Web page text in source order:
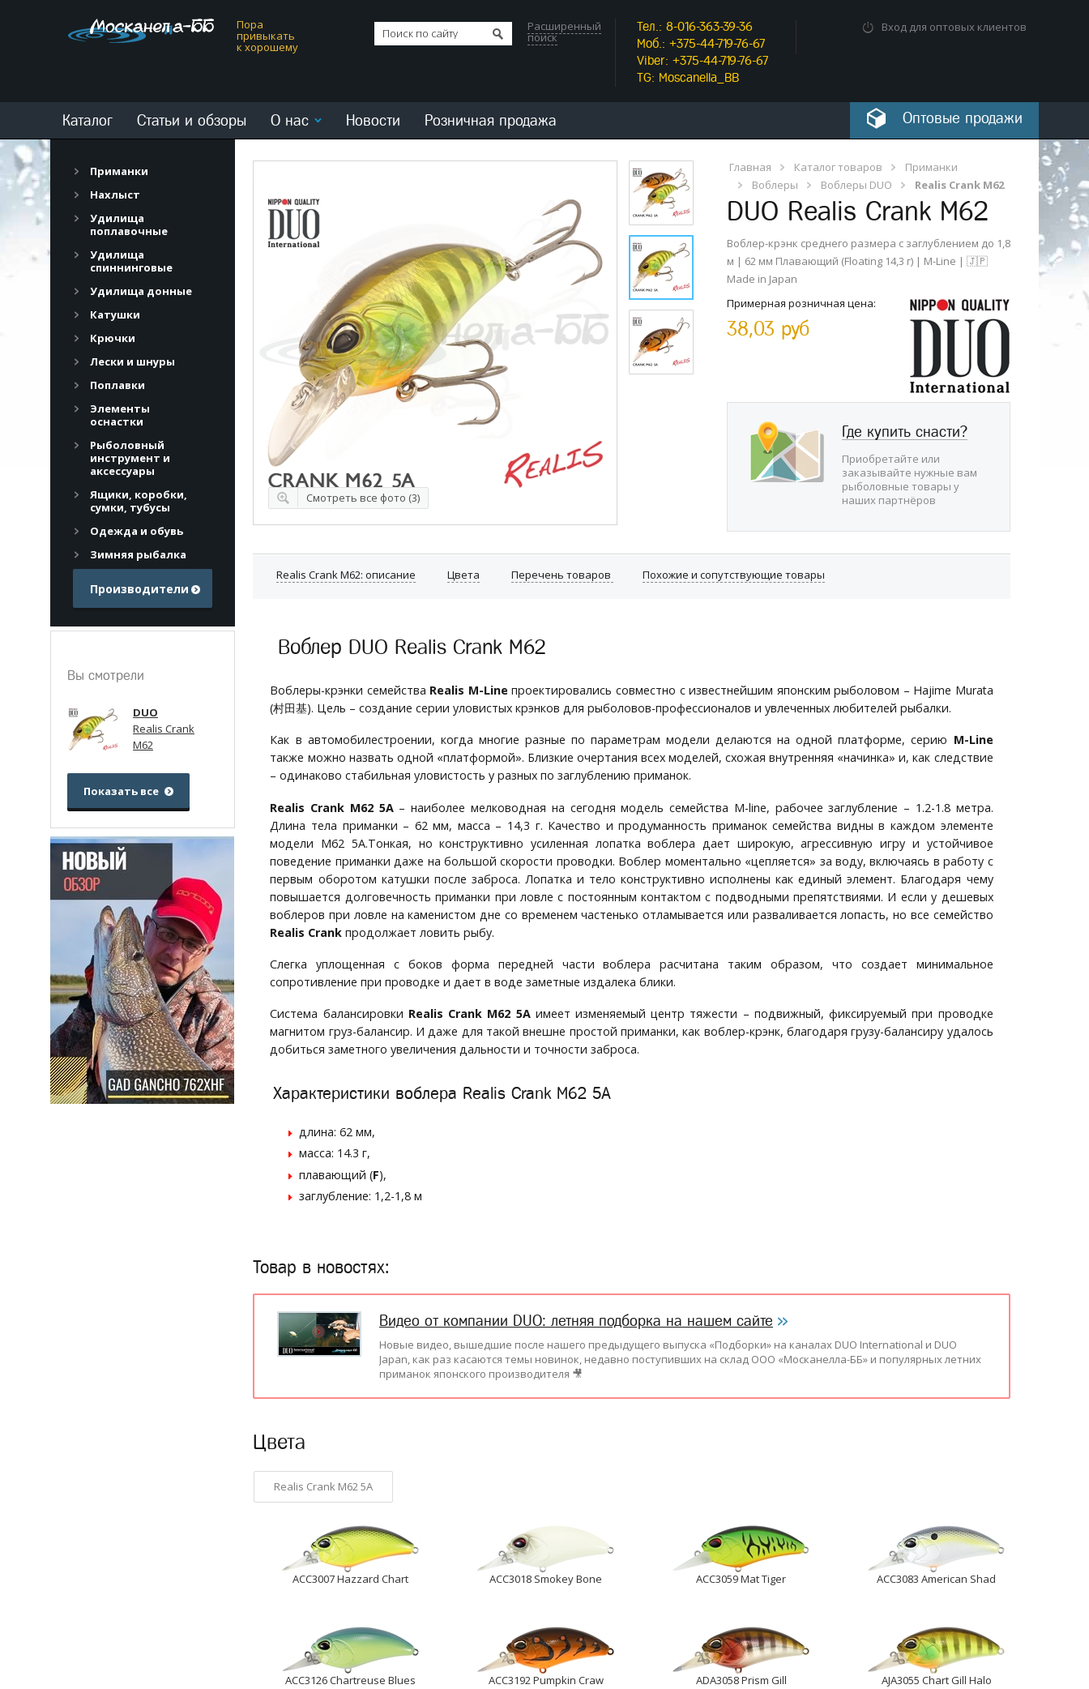
Пора
привыкать
к хорошему
Расширенный
поиск
Тел.: 8-016-363-39-36
Моб.: +375-44-719-76-67
Viber: +375-44-719-76-67
TG: Moscanella_BB
Вход для оптовых клиентов
Каталог Статьи и обзоры О нас Новости Розничная продажа Оптовые продажи
Смотреть все фото (3)
Главная Каталог товаров
Приманки
Воблеры
Воблеры DUO Realis Crank M62
DUO Realis Crank M62
Воблер-крэнк среднего размера с заглублением до 1,8
м | 62 мм Плавающий (Floating 14,3 г) | M-Line | 🇯🇵
Made in Japan
Примерная розничная цена:
38,03 руб
Где купить снасти?
Приобретайте или
заказывайте нужные вам
рыболовные товары у
наших партнёров
Realis Crank M62: описание Цвета Перечень товаров Похожие и сопутствующие товары
Воблер DUO Realis Crank M62
Воблеры-крэнки семейства Realis M-Line проектировались совместно с известнейшим японским рыболовом – Hajime Murata
(村田基). Цель – создание серии уловистых крэнков для рыболовов-профессионалов и увлеченных любителей рыбалки.
Как в автомобилестроении, когда многие разные по параметрам модели делаются на одной платформе, серию M-Line
также можно назвать одной «платформой». Близкие очертания всех моделей, схожая внутренняя «начинка» и, как следствие
– одинаково стабильная уловистость у разных по заглублению приманок.
Realis Crank M62 5A– наиболее мелководная на сегодня модель семейства M-line, рабочее заглубление – 1.2-1.8 метра.
Длина тела приманки – 62 мм, масса – 14,3 г. Качество и продуманность приманок семейства видны в каждом элементе
модели М62 5А.Тонкая, но конструктивно усиленная лопатка воблера дает широкую, агрессивную игру и устойчивое
поведение приманки даже на большой скорости проводки. Воблер моментально «цепляется» за воду, включаясь в работу с
первым оборотом катушки после заброса. Лопатка и тело конструктивно исполнены как единый элемент. Благодаря чему
повышается долговечность приманки при ловле с постоянным контактом с подводными препятствиями. И если у дешевых
воблеров при ловле на каменистом дне со временем частенько отламывается или разваливается лопасть, но все семейство
Realis Crank продолжает ловить рыбу.
Слегка уплощенная с боков форма передней части воблера расчитана таким образом, что создает минимальное
сопротивление при проводке и дает в воде заметные издалека блики.
Система балансировки Realis Crank M62 5Aимеет изменяемый центр тяжести – подвижный, фиксируемый при проводке
магнитом груз-балансир. И даже для такой внешне простой приманки, как воблер-крэнк, благодаря грузу-балансиру удалось
добиться заметного увеличения дальности и точности заброса.
Характеристики воблера Realis Crank M62 5A
длина: 62 мм,
масса: 14.3 г,
плавающий (F),
заглубление: 1,2-1,8 м
Товар в новостях:
Видео от компании DUO: летняя подборка на нашем сайте
Новые видео, вышедшие после нашего предыдущего выпуска «Подборки» на каналах DUO International и DUO
Japan, как раз касаются темы новинок, недавно поступивших на склад ООО «Москанелла-ББ» и популярных летних
приманок японского производителя 🎥
Цвета
Realis Crank M62 5A
ACC3007 Hazzard Chart ACC3018 Smokey Bone ACC3059 Mat Tiger ACC3083 American Shad
ACC3126 Chartreuse Blues ACC3192 Pumpkin Craw ADA3058 Prism Gill AJA3055 Chart Gill Halo
Приманки
Нахлыст
Удилища
поплавочные
Удилища
спиннинговые
Удилища донные
Катушки
Крючки
Лески и шнуры
Поплавки
Элементы
оснастки
Рыболовный
инструмент и
аксессуары
Ящики, коробки,
сумки, тубусы
Одежда и обувь
Зимняя рыбалка
Производители
Вы смотрели
DUO
Realis Crank
M62
Показать все